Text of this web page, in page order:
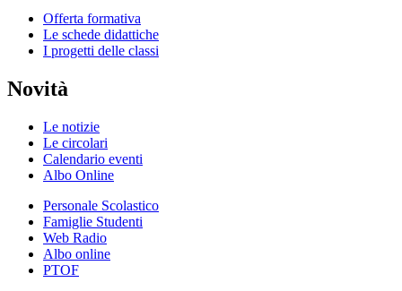
Offerta formativa
Le schede didattiche
I progetti delle classi
Novità
Le notizie
Le circolari
Calendario eventi
Albo Online
Personale Scolastico
Famiglie Studenti
Web Radio
Albo online
PTOF